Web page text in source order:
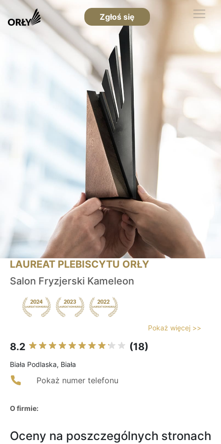
Zgłoś się
LAUREAT PLEBISCYTU ORŁY
Salon Fryzjerski Kameleon
Pokaż więcej >>
8.2 (18)
Biała Podlaska, Biała
Pokaż numer telefonu
O firmie:
Oceny na poszczególnych stronach